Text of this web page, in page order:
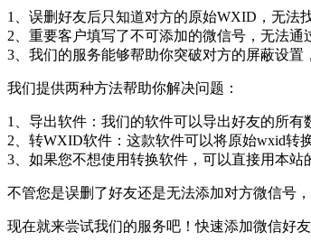
1、误删好友后只知道对方的原始WXID，无法
2、重要客户填写了不可添加的微信号，无法通
3、我们的服务能够帮助你突破对方的屏蔽设
我们提供两种方法帮助你解决问题：
1、导出软件：我们的软件可以导出好友的所
2、转WXID软件：这款软件可以将原始wxid转
3、如果您不想使用转换软件，可以直接用本
不管您是误删了好友还是无法添加对方微信号
现在就来尝试我们的服务吧！快速添加微信好